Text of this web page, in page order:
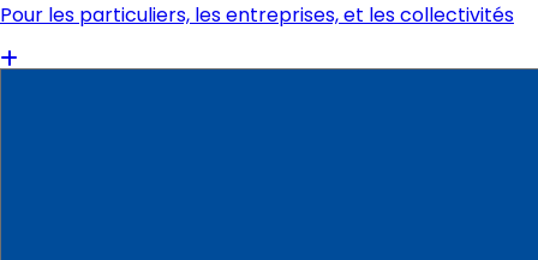
Pour les particuliers, les entreprises, et les collectivités